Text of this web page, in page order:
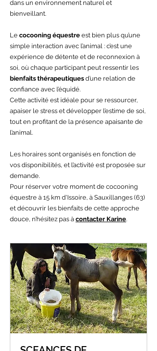
dans un environnement naturel et
bienveillant.
Le cocooning équestre est bien plus qu’une
simple interaction avec l’animal : c’est une
expérience de détente et de reconnexion à
soi, où chaque participant peut ressentir les
bienfaits thérapeutiques d’une relation de
confiance avec l’équidé.
Cette activité est idéale pour se ressourcer,
apaiser le stress et développer l’estime de soi,
tout en profitant de la présence apaisante de
l’animal.
Les horaires sont organisés en fonction de
vos disponibilités, et l’activité est proposée sur
demande.
Pour réserver votre moment de cocooning
équestre à 15 km d'Issoire, à Sauxillanges (63)
et découvrir les bienfaits de cette approche
douce, n’hésitez pas à contacter Karine.